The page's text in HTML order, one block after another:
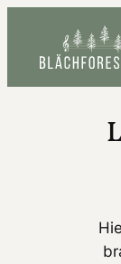
springen